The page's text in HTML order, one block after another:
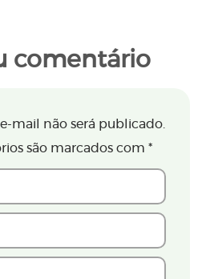
comentário
mail não será publicado.
são marcados com *